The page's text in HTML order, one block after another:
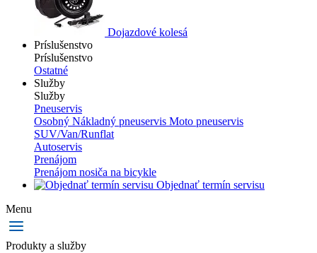
Dojazdové kolesá
Príslušenstvo
Príslušenstvo
Ostatné
Služby
Služby
Pneuservis
Osobný Nákladný pneuservis Moto pneuservis
SUV/Van/Runflat
Autoservis
Prenájom
Prenájom nosiča na bicykle
Objednať termín servisu
Menu
Produkty a služby